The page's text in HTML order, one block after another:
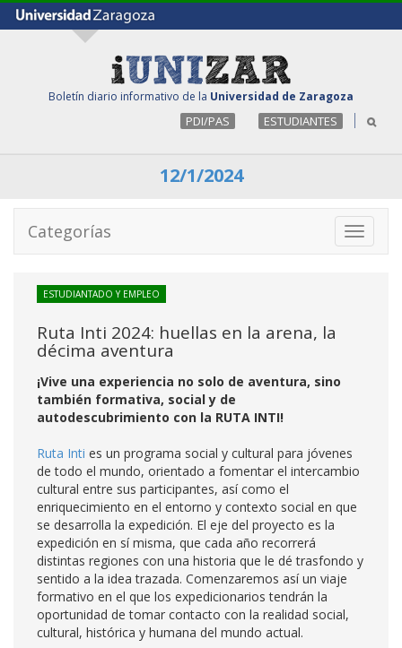
Boletín diario informativo de la Universidad de Zaragoza
PDI/PAS ESTUDIANTES
12/1/2024
Toggle
Categorías
ESTUDIANTADO Y EMPLEO
Ruta Inti 2024: huellas en la arena, la
décima aventura
¡Vive una experiencia no solo de aventura, sino
también formativa, social y de
autodescubrimiento con la RUTA INTI!
Ruta Inti es un programa social y cultural para jóvenes
de todo el mundo, orientado a fomentar el intercambio
cultural entre sus participantes, así como el
enriquecimiento en el entorno y contexto social en que
se desarrolla la expedición. El eje del proyecto es la
expedición en sí misma, que cada año recorrerá
distintas regiones con una historia que le dé trasfondo y
sentido a la idea trazada. Comenzaremos así un viaje
formativo en el que los expedicionarios tendrán la
oportunidad de tomar contacto con la realidad social,
cultural, histórica y humana del mundo actual.